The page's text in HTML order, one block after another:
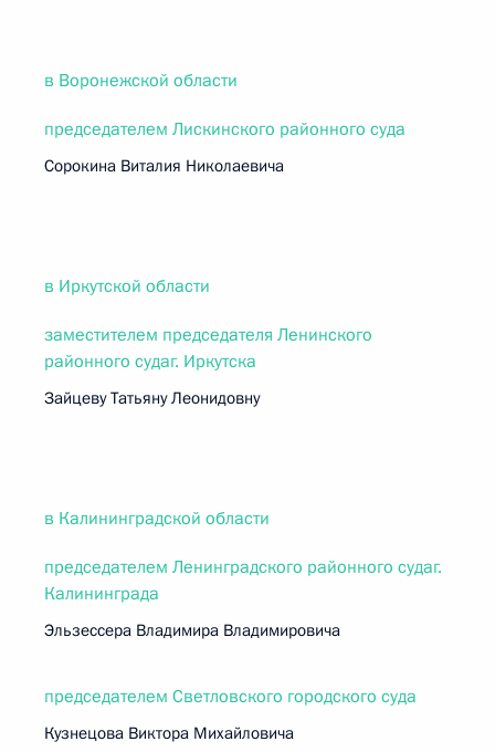
в Воронежской области
председателем Лискинского районного суда
Сорокина Виталия Николаевича
в Иркутской области
заместителем председателя Ленинского
районного судаг. Иркутска
Зайцеву Татьяну Леонидовну
в Калининградской области
председателем Ленинградского районного судаг.
Калининграда
Эльзессера Владимира Владимировича
председателем Светловского городского суда
Кузнецова Виктора Михайловича